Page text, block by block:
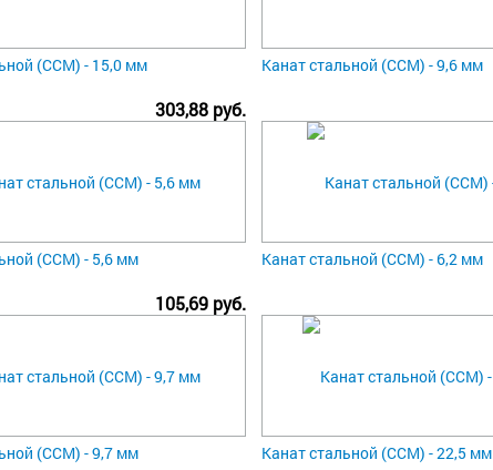
(ССМ) - 15,0 мм
303,88 руб.
Канат стальной (ССМ) - 9,6 мм
(ССМ) - 5,6 мм
105,69 руб.
Канат стальной (ССМ) - 6,2 мм
(ССМ) - 9,7 мм Канат стальной (ССМ) - 22,5 мм